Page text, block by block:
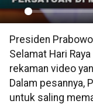
Play
Presiden
Selamat Hari
rekaman video
Dalam pesannya,
untuk saling